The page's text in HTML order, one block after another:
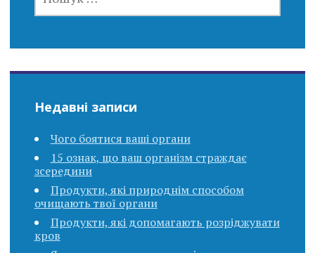
Недавні записи
Чого боятися ваші органи
15 ознак, що ваш організм страждає
зсередини
Продукти, які природнім способом
очищають твої органи
Продукти, які допомагають розріджувати
кров